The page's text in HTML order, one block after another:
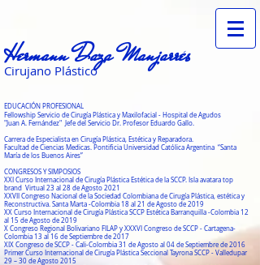
Hermann Daza Manjarrés
Cirujano Plástico
EDUCACIÓN PROFESIONAL
Fellowship Servicio de Cirugía Plástica y Maxilofacial - Hospital de Agudos
"Juan A. Fernández" Jefe del Servicio Dr. Profesor Eduardo Gallo.
Carrera de Especialista en Cirugía Plástica, Estética y Reparadora.
Facultad de Ciencias Medicas. Pontificia Universidad Católica Argentina “Santa
María de los Buenos Aires”
CONGRESOS Y SIMPOSIOS
XXI Curso Internacional de Cirugía Plástica Estética de la SCCP. Isla avatara top
brand Virtual 23 al 28 de Agosto 2021
XXVII Congreso Nacional de la Sociedad Colombiana de Cirugía Plástica, estética y
Reconstructiva. Santa Marta -Colombia 18 al 21 de Agosto de 2019
XX Curso Internacional de Cirugía Plástica SCCP Estética Barranquilla -Colombia 12
al 15 de Agosto de 2019
X Congreso Regional Bolivariano FILAP y XXXVI Congreso de SCCP - Cartagena-
Colombia 13 al 16 de Septiembre de 2017
XIX Congreso de SCCP - Cali-Colombia 31 de Agosto al 04 de Septiembre de 2016
Primer Curso Internacional de Cirugía Plástica Seccional Tayrona SCCP - Valledupar
29 – 30 de Agosto 2015